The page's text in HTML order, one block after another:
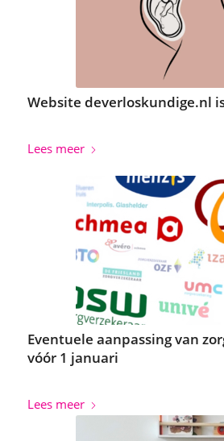
Website deverloskundige.nl
Lees meer
Eventuele aanpassing van
vóór 1 januari
Lees meer